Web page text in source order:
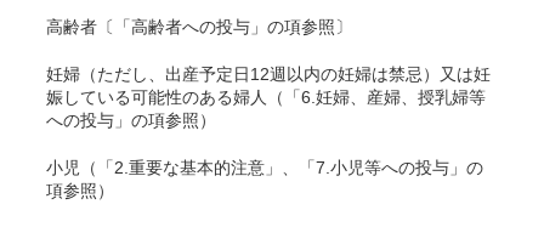
高齢者〔「高齢者への投与」の項参照〕
妊婦（ただし、出産予定日12週以内の妊婦は禁忌）又は妊
娠している可能性のある婦人（「6.妊婦、産婦、授乳婦等
への投与」の項参照）
小児（「2.重要な基本的注意」、「7.小児等への投与」の
項参照）